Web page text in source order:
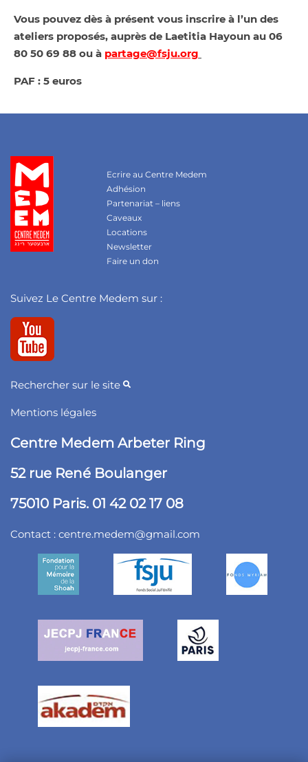
Vous pouvez dès à présent vous inscrire à l’un des
ateliers proposés, auprès de Laetitia Hayoun au 06
80 50 69 88 ou à partage@fsju.org
PAF : 5 euros
Ecrire au Centre Medem
Adhésion
Partenariat – liens
Caveaux
Locations
Newsletter
Faire un don
Suivez Le Centre Medem sur :
Rechercher sur le site
Mentions légales
Centre Medem Arbeter Ring
52 rue René Boulanger
75010 Paris. 01 42 02 17 08
Contact : centre.medem@gmail.com